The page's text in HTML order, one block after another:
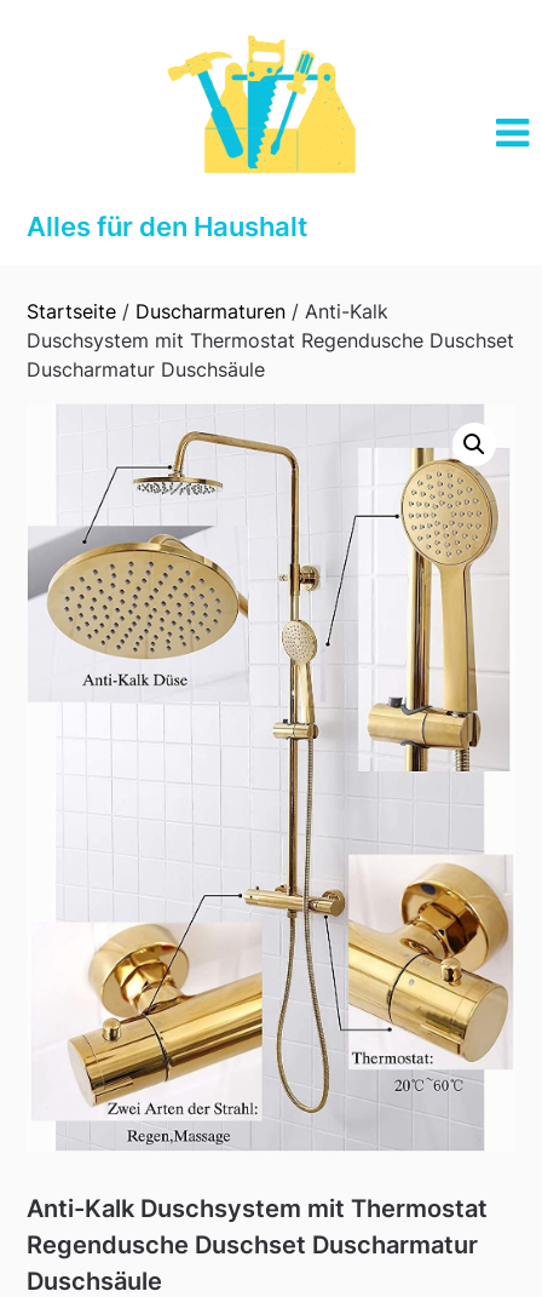
Alles für den Haushalt
Startseite / Duscharmaturen / Anti-Kalk
Duschsystem mit Thermostat Regendusche Duschset
Duscharmatur Duschsäule
Anti-Kalk Duschsystem mit Thermostat
Regendusche Duschset Duscharmatur
Duschsäule